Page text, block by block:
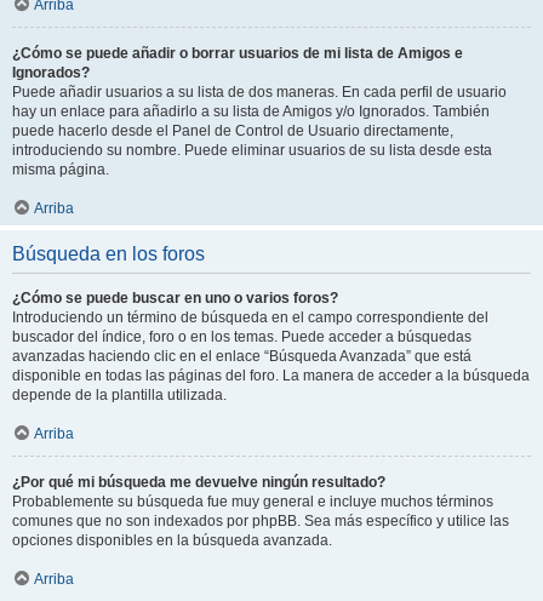
Arriba
¿Cómo se puede añadir o borrar usuarios de mi lista de Amigos e
Ignorados?
Puede añadir usuarios a su lista de dos maneras. En cada perfil de usuario
hay un enlace para añadirlo a su lista de Amigos y/o Ignorados. También
puede hacerlo desde el Panel de Control de Usuario directamente,
introduciendo su nombre. Puede eliminar usuarios de su lista desde esta
misma página.
Arriba
Búsqueda en los foros
¿Cómo se puede buscar en uno o varios foros?
Introduciendo un término de búsqueda en el campo correspondiente del
buscador del índice, foro o en los temas. Puede acceder a búsquedas
avanzadas haciendo clic en el enlace “Búsqueda Avanzada” que está
disponible en todas las páginas del foro. La manera de acceder a la búsqueda
depende de la plantilla utilizada.
Arriba
¿Por qué mi búsqueda me devuelve ningún resultado?
Probablemente su búsqueda fue muy general e incluye muchos términos
comunes que no son indexados por phpBB. Sea más específico y utilice las
opciones disponibles en la búsqueda avanzada.
Arriba